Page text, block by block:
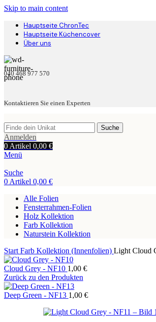
Skip to main content
Hauptseite ChronTec
Hauptseite Küchencover
Über uns
040 468 977 570
Kontaktieren Sie einen Experten
Suche
Anmelden
0 Artikel 0,00 €
Menü
Suche
0 Artikel 0,00 €
Alle Folien
Fensterrahmen-Folien
Holz Kollektion
Farb Kollektion
Naturstein Kollektion
Start Farb Kollektion (Innenfolien) Light Cloud
Cloud Grey - NF10 1,00 €
Zurück zu den Produkten
Deep Green - NF13 1,00 €